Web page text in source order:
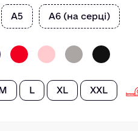
А5 А6 (на серці)
L XL XXL